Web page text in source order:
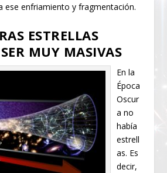
ese enfriamiento y fragmentación.
ESTRELLAS
MUY MASIVAS
En la
Época
Oscur
a no
había
estrell
as. Es
decir,